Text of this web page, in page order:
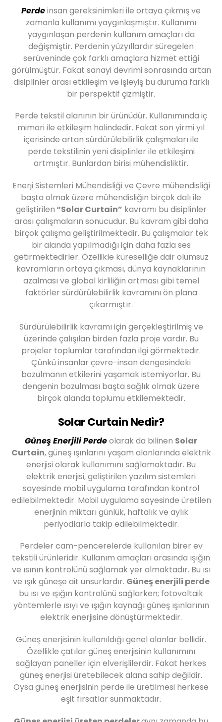
Perdeinsan gereksinimleri ile ortaya çıkmış ve
zamanla kullanımı yaygınlaşmıştır. Kullanımı
yaygınlaşan perdenin kullanım amaçları da
değişmiştir. Perdenin yüzyıllardır süregelen
serüveninde çok farklı amaçlara hizmet ettiği
görülmüştür. Fakat sanayi devrimi sonrasında artan
disiplinler arası etkileşim ve işleyiş bu duruma farklı
bir perspektif çizmiştir.
Perde tekstil alanının bir ürünüdür. Kullanımında iç
mimari ile etkileşim halindedir. Fakat son yirmi yıl
içerisinde artan sürdürülebilirlik çalışmaları ile
perde tekstilinin yeni disiplinler ile etkileşimi
artmıştır. Bunlardan birisi mühendisliktir.
Enerji Sistemleri Mühendisliği ve Çevre mühendisliği
başta olmak üzere mühendisliğin birçok dalı ile
geliştirilen “Solar Curtain” kavramı bu disiplinler
arası çalışmaların sonucudur. Bu kavram gibi daha
birçok çalışma geliştirilmektedir. Bu çalışmalar tek
bir alanda yapılmadığı için daha fazla ses
getirmektedirler. Özellikle küreselliğe dair olumsuz
kavramların ortaya çıkması, dünya kaynaklarının
azalması ve global kirliliğin artması gibi temel
faktörler sürdürülebilirlik kavramını ön plana
çıkarmıştır.
Sürdürülebilirlik kavramı için gerçekleştirilmiş ve
üzerinde çalışılan birden fazla proje vardır. Bu
projeler toplumlar tarafından ilgi görmektedir.
Çünkü insanlar çevre-insan dengesindeki
bozulmanın etkilerini yaşamak istemiyorlar. Bu
dengenin bozulması başta sağlık olmak üzere
birçok alanda toplumu etkilemektedir.
Solar Curtain Nedir?
Güneş Enerjili Perdeolarak da bilinen Solar
Curtain, güneş ışınlarını yaşam alanlarında elektrik
enerjisi olarak kullanımını sağlamaktadır. Bu
elektrik enerjisi, geliştirilen yazılım sistemleri
sayesinde mobil uygulama tarafından kontrol
edilebilmektedir. Mobil uygulama sayesinde üretilen
enerjinin miktarı günlük, haftalık ve aylık
periyodlarla takip edilebilmektedir.
Perdeler cam-pencerelerde kullanılan birer ev
tekstili ürünleridir. Kullanım amaçları arasında ışığın
ve ısının kontrolünü sağlamak yer almaktadır. Bu ısı
ve ışık güneşe ait unsurlardır. Güneş enerjili perde
bu ısı ve ışığın kontrolünü sağlarken; fotovoltaik
yöntemlerle ısıyı ve ışığın kaynağı güneş ışınlarının
elektrik enerjisine dönüştürmektedir.
Güneş enerjisinin kullanıldığı genel alanlar bellidir.
Özellikle çatılar güneş enerjisinin kullanımını
sağlayan paneller için elverişlilerdir. Fakat herkes
güneş enerjisi üretebilecek alana sahip değildir.
Oysa güneş enerjisinin perde ile üretilmesi herkese
eşit fırsatlar sunmaktadır.